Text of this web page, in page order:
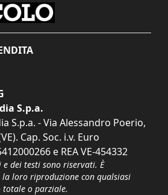
S.p.a.
S.p.a. - Via Alessandro Poerio,
Cap. Soc. i.v. Euro
e REA VE-454332
dei testi sono riservati. È
la loro riproduzione con qualsiasi
totale o parziale.